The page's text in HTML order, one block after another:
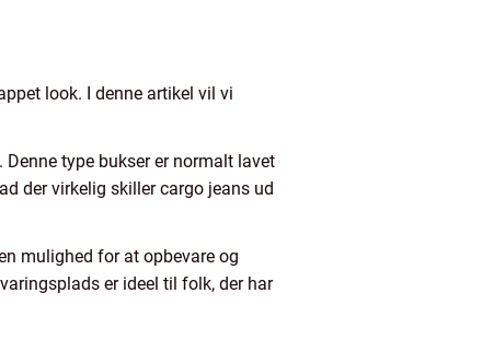
look. I denne artikel vil vi
type bukser er normalt lavet
der virkelig skiller cargo jeans ud
mulighed for at opbevare og
er ideel til folk, der har